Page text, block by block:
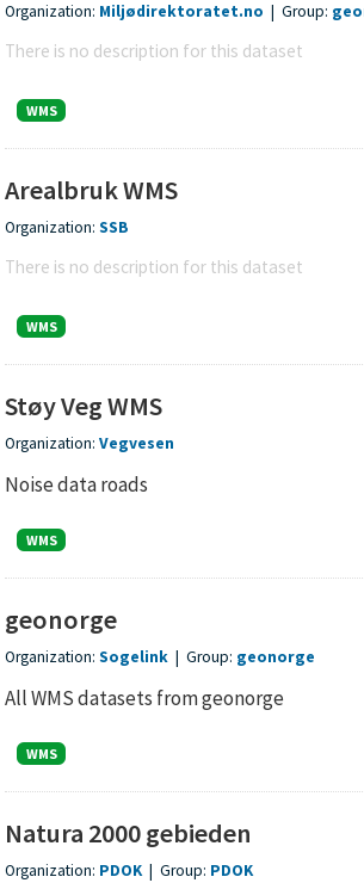
Organization: Miljødirektoratet.no | Group:
There is no description for this dataset
WMS
Arealbruk WMS
Organization: SSB
There is no description for this dataset
WMS
Støy Veg WMS
Organization: Vegvesen
Noise data roads
WMS
geonorge
Organization: Sogelink | Group: geonorge
All WMS datasets from geonorge
WMS
Natura 2000 gebieden
Organization: PDOK| Group: PDOK